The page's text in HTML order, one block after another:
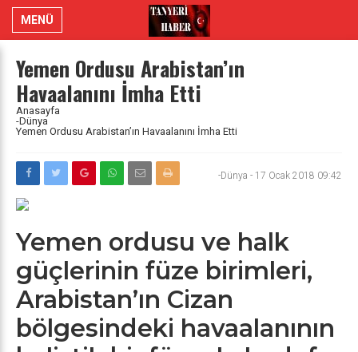
MENÜ
Yemen Ordusu Arabistan’ın
Havaalanını İmha Etti
Anasayfa
-Dünya
Yemen Ordusu Arabistan’ın Havaalanını İmha Etti
-Dünya - 17 Ocak 2018 09:42
Yemen ordusu ve halk
güçlerinin füze birimleri,
Arabistan’ın Cizan
bölgesindeki havaalanının